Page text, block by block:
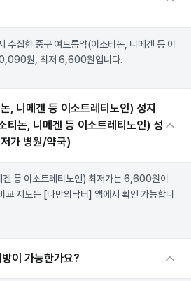
수집한 중구 여드름약(이소티논, 니메겐 등 이
원, 최저 6,600원입니다.
, 니메겐 등 이소트레티노인) 성지
티논, 니메겐 등 이소트레티노인) 성
가 병원/약국)
등 이소트레티노인) 최저가는 6,600원이
교 지도는 [나만의닥터] 앱에서 확인 가능합니
이 가능한가요?